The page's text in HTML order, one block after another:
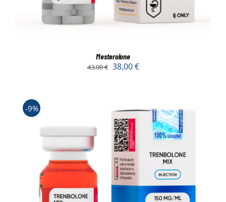
Mesterolone
43,00€ 38,00€
-9%